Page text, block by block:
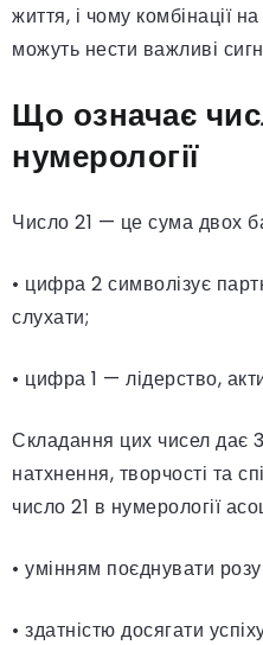
життя, і чому комбінації
можуть нести важливі
Що означає
нумерології
Число 21 — це сума двох
• цифра 2 символізує
слухати;
• цифра 1 — лідерство,
Складання цих чисел дає
натхнення, творчості та
число 21 в нумерології
• умінням поєднувати
• здатністю досягати